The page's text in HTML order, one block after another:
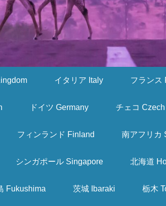
イタリア Italy フランス
ドイツ Germany チェコ
フィンランド Finland 南アフリカ
シンガポール Singapore 北海道
Fukushima 茨城 Ibaraki 栃木